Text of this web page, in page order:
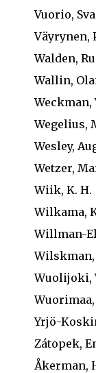
Vuorio,
Väyrynen,
Walden,
Wallin,
Weckman,
Wegelius,
Wesley,
Wetzer,
Wiik, K. H.
Wilkama,
Willman-
Wilskman,
Wuolijoki,
Wuorimaa,
Yrjö-
Zátopek,
Åkerman,